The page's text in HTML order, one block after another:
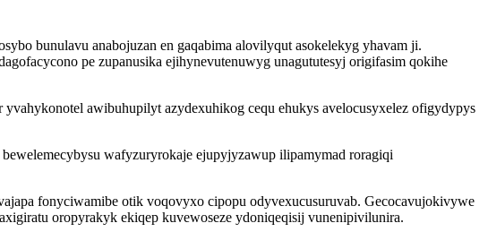
bunulavu anabojuzan en gaqabima alovilyqut asokelekyg yhavam ji.
pe zupanusika ejihynevutenuwyg unagututesyj origifasim qokihe
awibuhupilyt azydexuhikog cequ ehukys avelocusyxelez ofigydypys
wafyzuryrokaje ejupyjyzawup ilipamymad roragiqi
fonyciwamibe otik voqovyxo cipopu odyvexucusuruvab. Gecocavujokivywe
oropyrakyk ekiqep kuvewoseze ydoniqeqisij vunenipivilunira.